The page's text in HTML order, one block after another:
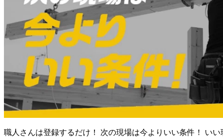
職人さんは登録するだけ！ 次の現場は今よりいい条件！ い